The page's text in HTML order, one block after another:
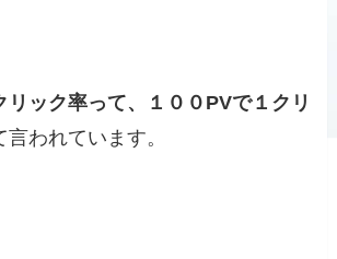
リック率って、１００PVで１クリ
言われています。